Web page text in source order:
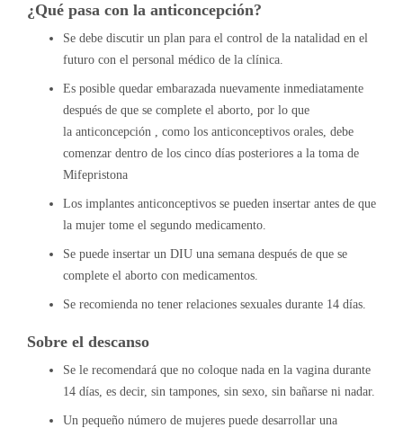
¿Qué pasa con la anticoncepción?
Se debe discutir un plan para el control de la natalidad en el
futuro con el personal médico de la clínica.
Es posible quedar embarazada nuevamente inmediatamente
después de que se complete el aborto, por lo que
la anticoncepción , como los anticonceptivos orales, debe
comenzar dentro de los cinco días posteriores a la toma de
Mifepristona
Los implantes anticonceptivos se pueden insertar antes de que
la mujer tome el segundo medicamento.
Se puede insertar un DIU una semana después de que se
complete el aborto con medicamentos.
Se recomienda no tener relaciones sexuales durante 14 días.
Sobre el descanso
Se le recomendará que no coloque nada en la vagina durante
14 días, es decir, sin tampones, sin sexo, sin bañarse ni nadar.
Un pequeño número de mujeres puede desarrollar una